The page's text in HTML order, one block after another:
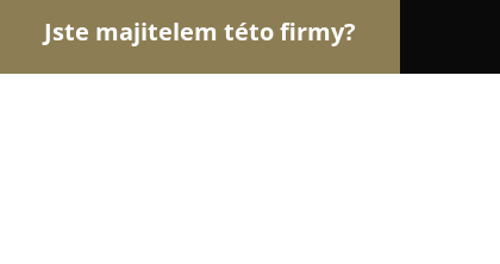
Jste majitelem této firmy?